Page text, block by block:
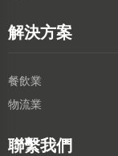
解決方案
餐飲業
物流業
聯繫我們